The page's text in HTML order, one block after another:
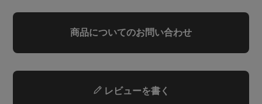
商品についてのお問い合わせ
レビューを書く